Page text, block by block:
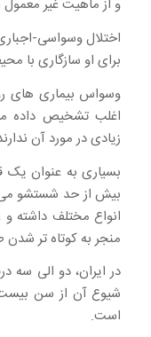
و از ماهیت غیر معمول
اختلال وسواسی-
برای او سازگاری با
وسواس بیماری های
اغلب تشخیص داده می
زیادی در مورد آن
بسیاری به عنوان یک
بیش از حد شستشو می
انواع مختلف داشته
منجر به کوتاه تر
در ایران، دو الی سه
شیوع آن از سن بیست
است.